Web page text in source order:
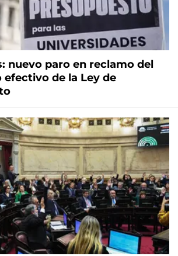
nuevo paro en reclamo del
de la Ley de